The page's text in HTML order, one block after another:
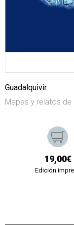
Guadalquivir
Mapas y relatos de
19,00€
Edición